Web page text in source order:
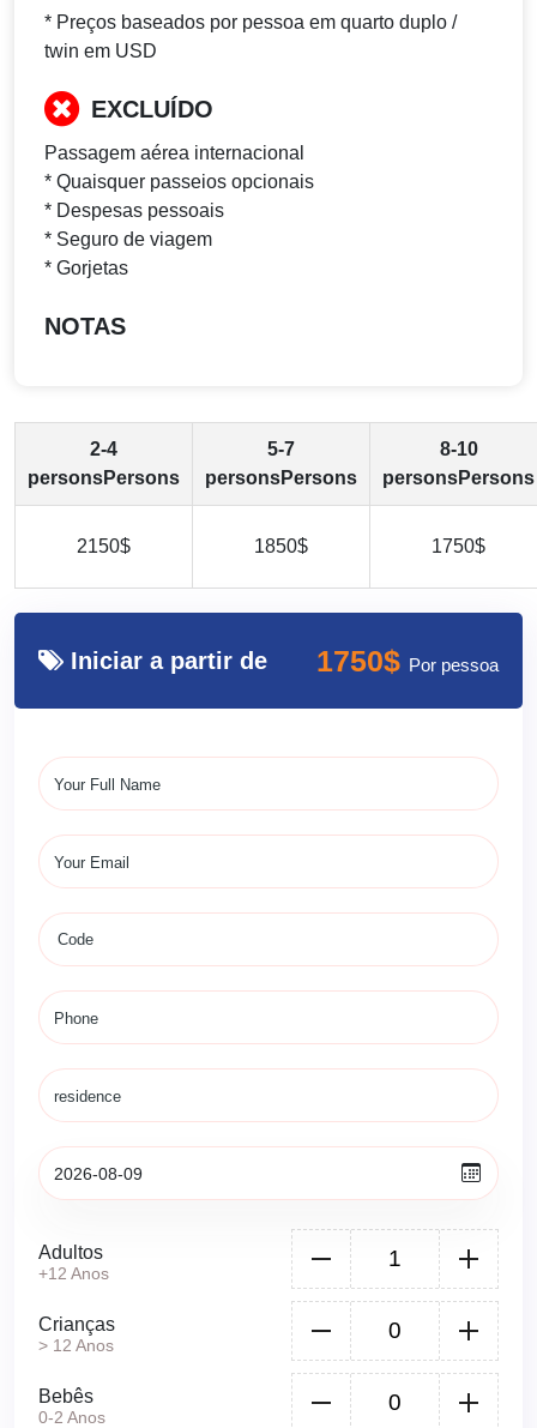
* Preços baseados por pessoa em quarto duplo /
twin em USD
EXCLUÍDO
Passagem aérea internacional
* Quaisquer passeios opcionais
* Despesas pessoais
* Seguro de viagem
* Gorjetas
NOTAS
2-4
personsPersons
5-7
personsPersons
8-10
personsPersons
2150$ 1850$ 1750$
Iniciar a partir de 1750$ Por pessoa
Adultos
+12 Anos
Crianças
> 12 Anos
Bebês
0-2 Anos